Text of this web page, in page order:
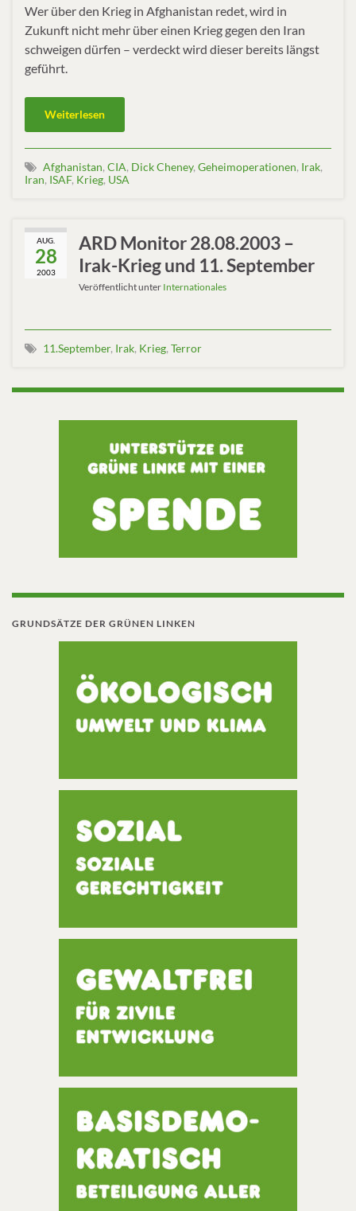
Wer über den Krieg in Afghanistan redet, wird in
Zukunft nicht mehr über einen Krieg gegen den Iran
schweigen dürfen – verdeckt wird dieser bereits längst
geführt.
Weiterlesen
Afghanistan, CIA, Dick Cheney, Geheimoperationen, Irak,
Iran, ISAF, Krieg, USA
AUG.
28
2003
ARD Monitor 28.08.2003 –
Irak-Krieg und 11. September
Veröffentlicht unter Internationales
11.September, Irak, Krieg, Terror
GRUNDSÄTZE DER GRÜNEN LINKEN